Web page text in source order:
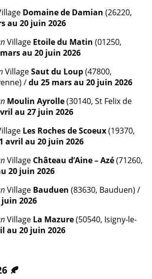
Domaine de Damian (26220,
au 20 juin 2026
Village Etoile du Matin (01250,
au 20 juin 2026
VillageSaut du Loup(47800,
/du 25 mars au 20 juin 2026
Moulin Ayrolle(30140, St Felix de
au 27 juin 2026
Les Roches de Scoeux(19370,
avril au 20 juin 2026
Village Château d’Aine – Azé(71260,
20 juin 2026
Village Bauduen (83630, Bauduen) /
2026
Village La Mazure(50540, Isigny-le-
au 20 juin 2026
🍂